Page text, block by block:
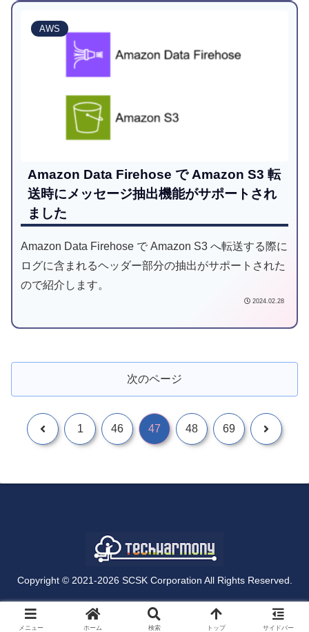
AWS
Amazon Data Firehose で Amazon S3 転
送時にメッセージ抽出機能がサポートされ
ました
Amazon Data Firehose で Amazon S3 へ転送する際に
ログに含まれるヘッダー部分の抽出がサポートされた
ので紹介します。
2024.02.28
次のページ
1 46 47 48 69
Copyright © 2021-2026 SCSK Corporation All Rights Reserved.
メニュー ホーム 検索 トップ サイドバー